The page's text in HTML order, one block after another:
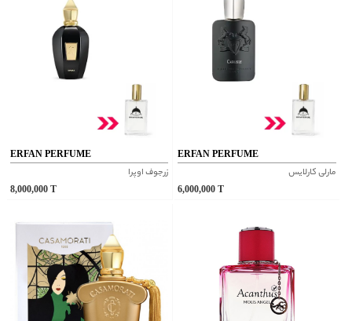
ERFAN PERFUME
زرجوف اوپرا
8,000,000
ERFAN PERFUME
مارلی کارلایس
6,000,000